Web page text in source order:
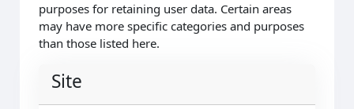
purposes for retaining user data. Certain areas
may have more specific categories and purposes
than those listed here.
Site